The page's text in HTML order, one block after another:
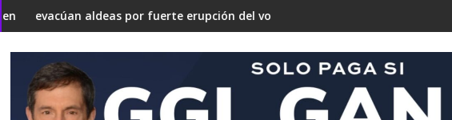
en una 'Gaza silenciosa'
sobre su estrategia nuclear
por fuerte erupción del volcán de Fuegoterminó arrestada por múltiples cargos